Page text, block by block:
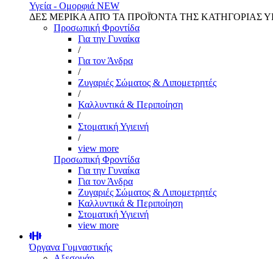
Υγεία - Ομορφιά NEW
ΔΕΣ ΜΕΡΙΚΑ ΑΠΌ ΤΑ ΠΡΟΪΌΝΤΑ ΤΗΣ ΚΑΤΗΓΟΡΙΑΣ
Προσωπική Φροντίδα
Για την Γυναίκα
/
Για τον Άνδρα
/
Ζυγαριές Σώματος & Λιπομετρητές
/
Καλλυντικά & Περιποίηση
/
Στοματική Υγιεινή
/
view more
Προσωπική Φροντίδα
Για την Γυναίκα
Για τον Άνδρα
Ζυγαριές Σώματος & Λιπομετρητές
Καλλυντικά & Περιποίηση
Στοματική Υγιεινή
view more
Όργανα Γυμναστικής